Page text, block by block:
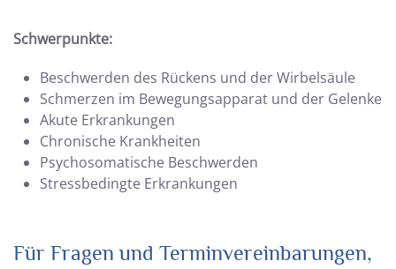
Schwerpunkte:
Beschwerden des Rückens und der Wirbelsäule
Schmerzen im Bewegungsapparat und der Gelenke
Akute Erkrankungen
Chronische Krankheiten
Psychosomatische Beschwerden
Stressbedingte Erkrankungen
Für Fragen und Terminvereinbarungen,